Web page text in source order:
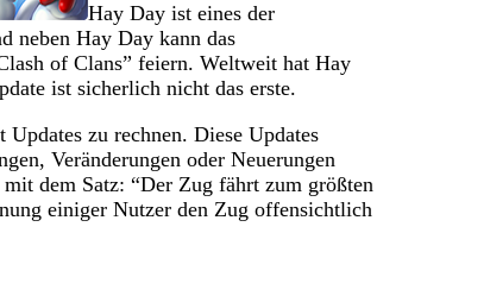
Hay Day ist eines der
neben Hay Day kann das
of Clans” feiern. Weltweit hat Hay
ist sicherlich nicht das erste.
zu rechnen. Diese Updates
Veränderungen oder Neuerungen
dem Satz: “Der Zug fährt zum größten
einiger Nutzer den Zug offensichtlich